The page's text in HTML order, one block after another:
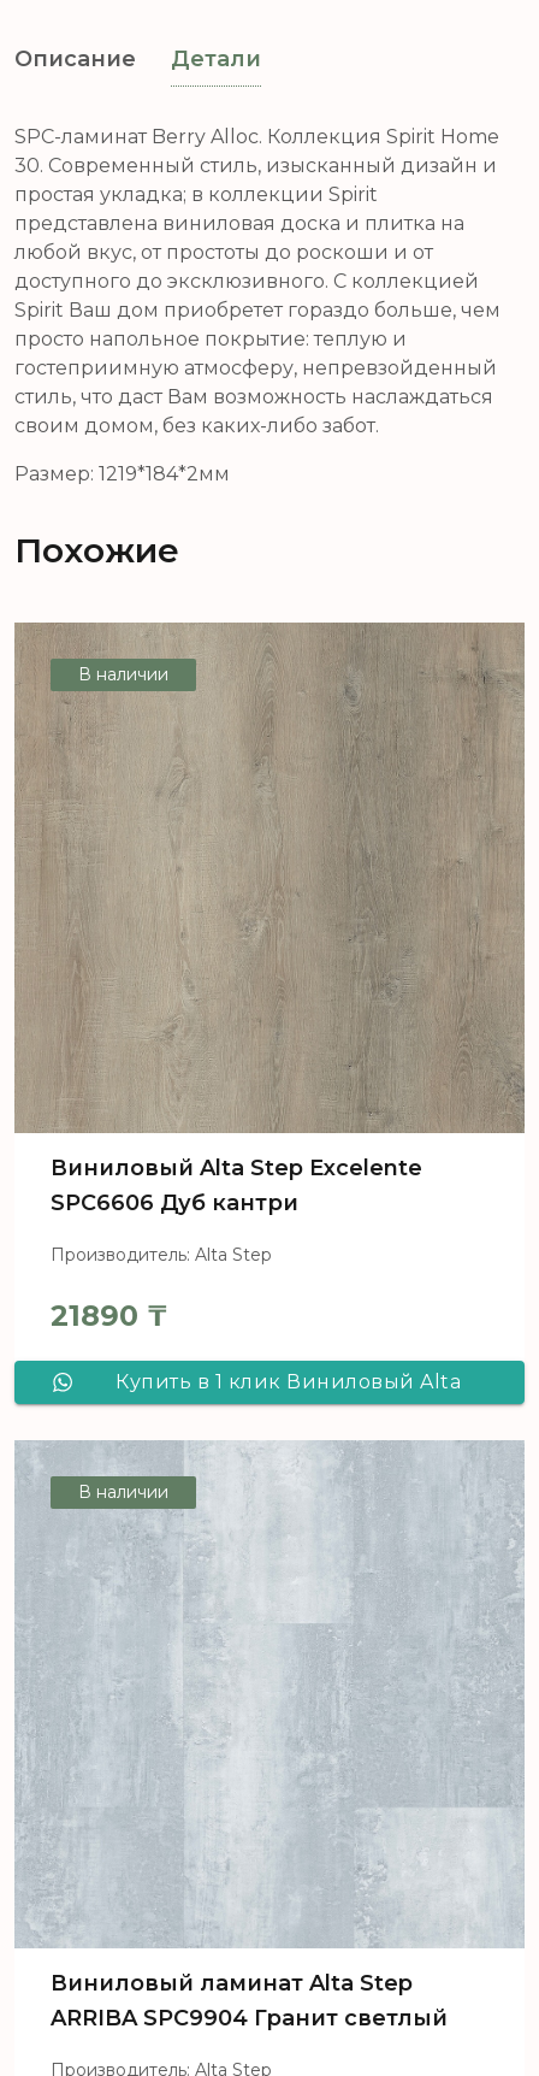
Описание Детали
SPC-ламинат Berry Alloс. Коллекция Spirit Home
30. Современный стиль, изысканный дизайн и
простая укладка; в коллекции Spirit
представлена виниловая доска и плитка на
любой вкус, от простоты до роскоши и от
доступного до эксклюзивного. С коллекцией
Spirit Ваш дом приобретет гораздо больше, чем
просто напольное покрытие: теплую и
гостеприимную атмосферу, непревзойденный
стиль, что даст Вам возможность наслаждаться
своим домом, без каких-либо забот.
Размер: 1219*184*2мм
Похожие
В наличии
Виниловый Alta Step Excelente
SPC6606 Дуб кантри
Производитель: Alta Step
21890 ₸
Купить в 1 клик Виниловый Alta
В наличии
Виниловый ламинат Alta Step
ARRIBA SPC9904 Гранит светлый
Производитель: Alta Step